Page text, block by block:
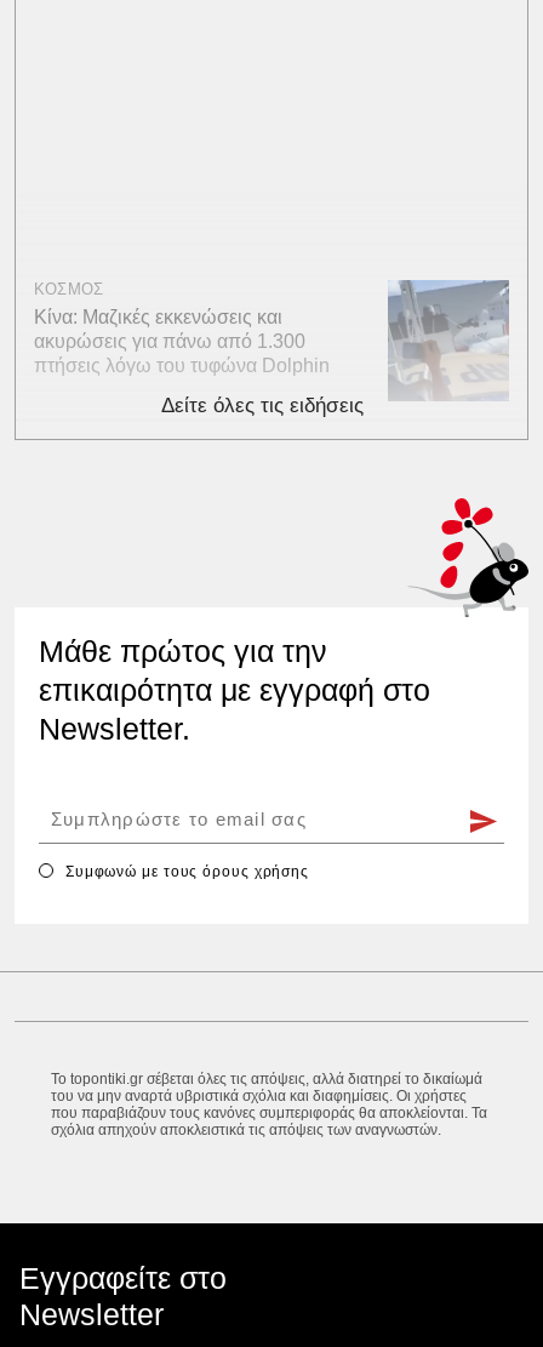
ΚΟΣΜΟΣ
Κίνα: Μαζικές εκκενώσεις και
ακυρώσεις για πάνω από 1.300
πτήσεις λόγω του τυφώνα Dolphin
Δείτε όλες τις ειδήσεις
Μάθε πρώτος για την
επικαιρότητα με εγγραφή στο
Newsletter.
Συμφωνώ με τουςόρους χρήσης
Το topontiki.gr σέβεται όλες τις απόψεις, αλλά διατηρεί το δικαίωμά
του να μην αναρτά υβριστικά σχόλια και διαφημίσεις. Οι χρήστες
που παραβιάζουν τους κανόνες συμπεριφοράς θα αποκλείονται. Τα
σχόλια απηχούν αποκλειστικά τις απόψεις των αναγνωστών.
Εγγραφείτε στο
Newsletter